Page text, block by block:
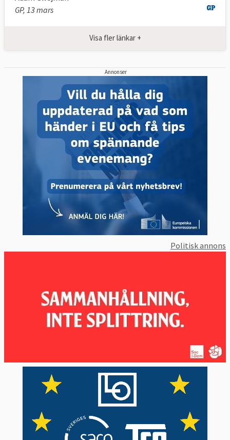
GP, 13 mars
Visa fler länkar +
Annonser
Politisk annons